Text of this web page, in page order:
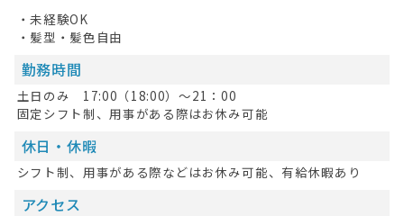
お問い合わせ
掲載希望の方へ
・未経験OK
・髪型・髪色自由
勤務時間
土日のみ 17:00（18:00）～21：00
固定シフト制、用事がある際はお休み可能
休日・休暇
シフト制、用事がある際などはお休み可能、有給休暇あり
アクセス